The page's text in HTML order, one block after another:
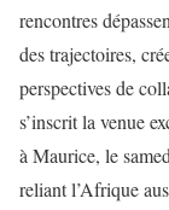
rencontres
des trajectoires,
perspectives de
s’inscrit la venue
à Maurice, le
reliant l’Afrique